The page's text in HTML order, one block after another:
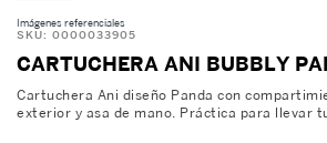
Imágenes referenciales
SKU: 0000033905
CARTUCHERA ANI BUBBLY
Cartuchera Ani diseño Panda con
exterior y asa de mano. Práctica para llevar